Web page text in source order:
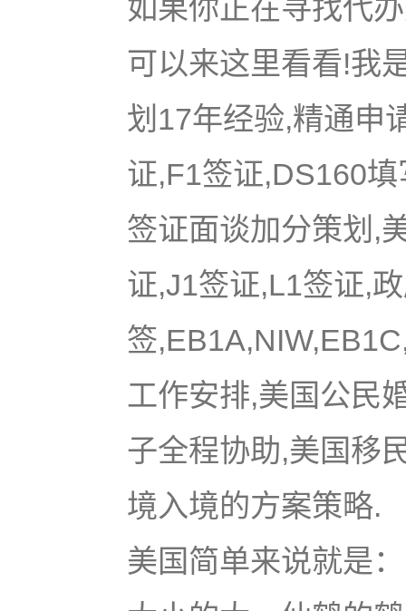
如果你正在寻找代
可以来这里看看!我
划17年经验,精通申
证,F1签证,DS160
签证面谈加分策划,
证,J1签证,L1签证,
签
工作安排,美国公民
子全程协助,美国移
境入境的方案策略.
美国简单来说就是